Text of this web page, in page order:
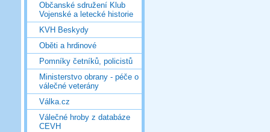
Občanské sdružení Klub
Vojenské a letecké historie
KVH Beskydy
Oběti a hrdinové
Pomníky četníků, policistů
Ministerstvo obrany - péče o
válečné veterány
Válka.cz
Válečné hroby z databáze
CEVH